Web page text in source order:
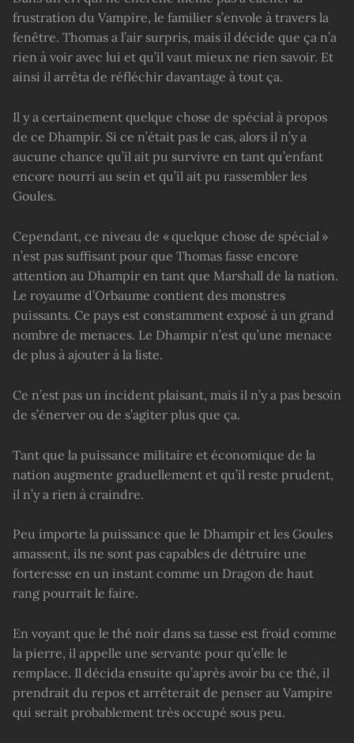
frustration du Vampire, le familier s’envole à travers la
fenêtre. Thomas a l’air surpris, mais il décide que ça n’a
rien à voir avec lui et qu’il vaut mieux ne rien savoir. Et
ainsi il arrêta de réfléchir davantage à tout ça.
Il y a certainement quelque chose de spécial à propos
de ce Dhampir. Si ce n’était pas le cas, alors il n’y a
aucune chance qu’il ait pu survivre en tant qu’enfant
encore nourri au sein et qu’il ait pu rassembler les
Goules.
Cependant, ce niveau de « quelque chose de spécial »
n’est pas suffisant pour que Thomas fasse encore
attention au Dhampir en tant que Marshall de la nation.
Le royaume d’Orbaume contient des monstres
puissants. Ce pays est constamment exposé à un grand
nombre de menaces. Le Dhampir n’est qu’une menace
de plus à ajouter à la liste.
Ce n’est pas un incident plaisant, mais il n’y a pas besoin
de s’énerver ou de s’agiter plus que ça.
Tant que la puissance militaire et économique de la
nation augmente graduellement et qu’il reste prudent,
il n’y a rien à craindre.
Peu importe la puissance que le Dhampir et les Goules
amassent, ils ne sont pas capables de détruire une
forteresse en un instant comme un Dragon de haut
rang pourrait le faire.
En voyant que le thé noir dans sa tasse est froid comme
la pierre, il appelle une servante pour qu’elle le
remplace. Il décida ensuite qu’après avoir bu ce thé, il
prendrait du repos et arrêterait de penser au Vampire
qui serait probablement très occupé sous peu.